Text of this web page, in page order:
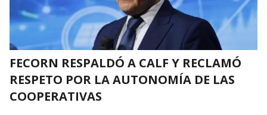
FECORN RESPALDÓ A CALF Y RECLAMÓ
RESPETO POR LA AUTONOMÍA DE LAS
COOPERATIVAS